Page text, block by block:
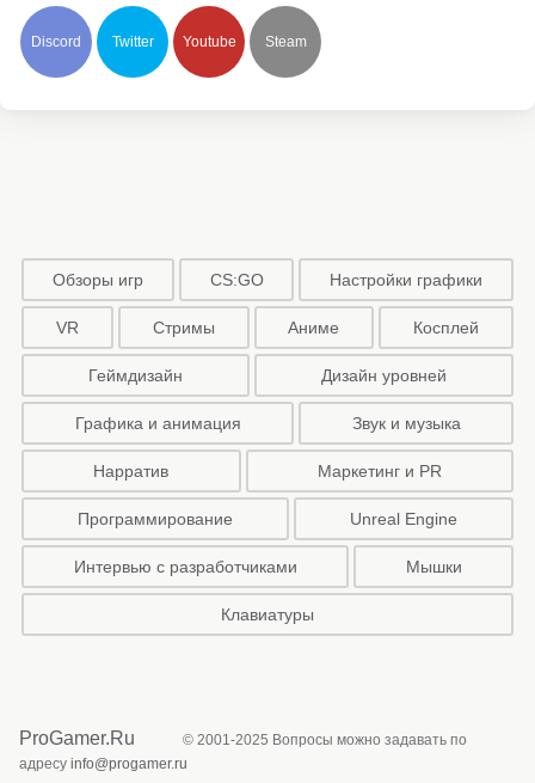
Discord Twitter Youtube Steam
Обзоры игр CS:GO Настройки графики
VR Стримы Аниме Косплей
Геймдизайн Дизайн уровней
Графика и анимация Звук и музыка
Нарратив Маркетинг и PR
Программирование Unreal Engine
Интервью с разработчиками Мышки
Клавиатуры
ProGamer.Ru
© 2001-2025 Вопросы можно задавать по
адресу info@progamer.ru